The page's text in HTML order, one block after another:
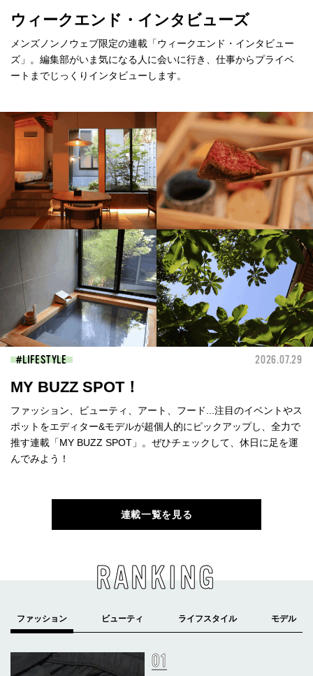
ウィークエンド・インタビューズ
メンズノンノウェブ限定の連載「ウィークエンド・インタビュー
ズ」。編集部がいま気になる人に会いに行き、仕事からプライベ
ートまでじっくりインタビューします。
LIFESTYLE 2026.07.29
MY BUZZ SPOT！
ファッション、ビューティ、アート、フード...注目のイベントやス
ポットをエディター&モデルが超個人的にピックアップし、全力で
推す連載「MY BUZZ SPOT」。ぜひチェックして、休日に足を運
んでみよう！
連載一覧を見る
RANKING